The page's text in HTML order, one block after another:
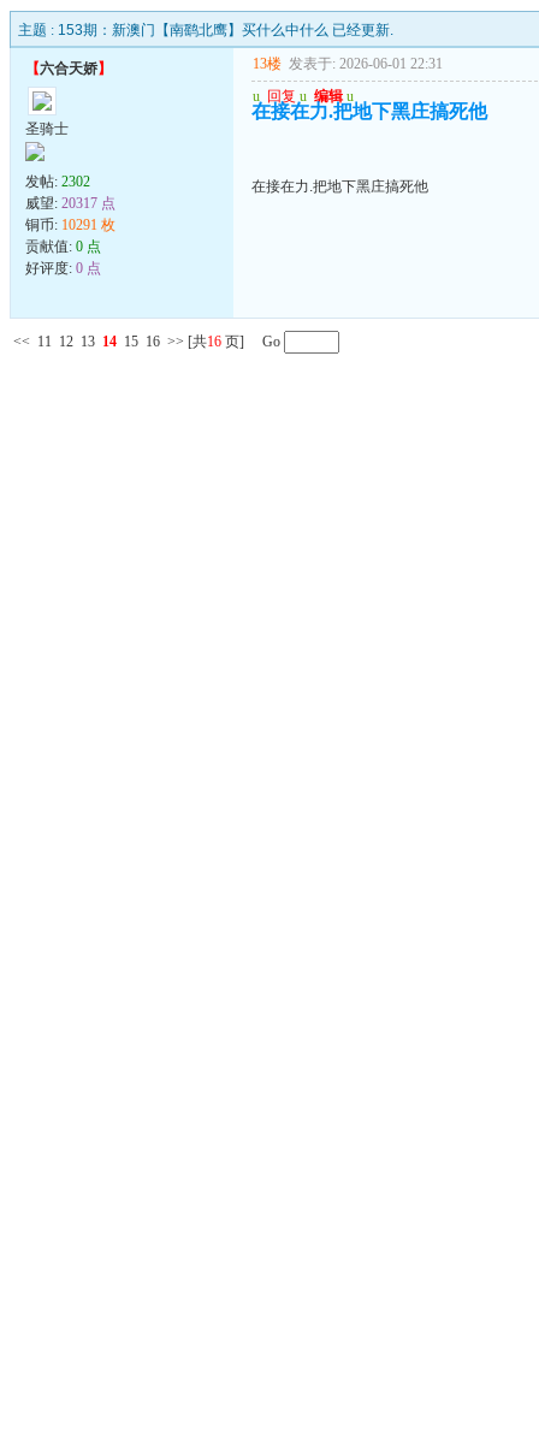
主题 : 153期：新澳门【南鹞北鹰】买什么中什么 已经更新.
【六合天娇】
圣骑士
发帖: 2302
威望: 20317 点
铜币: 10291 枚
贡献值: 0 点
好评度: 0 点
13楼 发表于: 2026-06-01 22:31
u 回复 u 编辑 u
在接在力.把地下黑庄搞死他
在接在力.把地下黑庄搞死他
<< 11 12 13 14 15 16 >> [共16 页] Go